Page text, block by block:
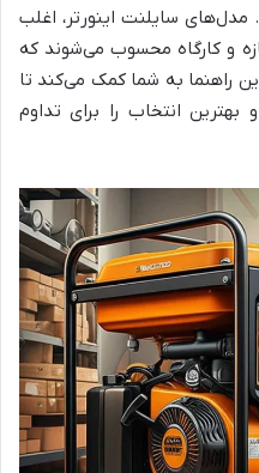
سایلنت اینورتر، اغلب
و کارگاه محسوب می‌شوند که
راهنما به شما کمک می‌کند تا
انتخاب را برای تداوم